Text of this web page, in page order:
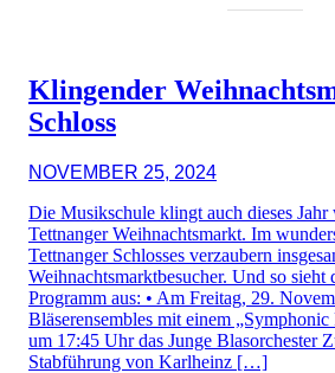
Klingender
Schloss
NOVEMBER 25, 2024
Die Musikschule klingt auch dieses Jahr
Tettnanger Weihnachtsmarkt. Im
Tettnanger Schlosses verzaubern
Weihnachtsmarktbesucher. Und so sieht
Programm aus: • Am Freitag, 29.
Bläserensembles mit einem
um 17:45 Uhr das Junge Blasorchester
Stabführung von Karlheinz […]